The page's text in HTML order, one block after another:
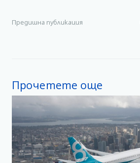
Предишна публикация
Прочетете още